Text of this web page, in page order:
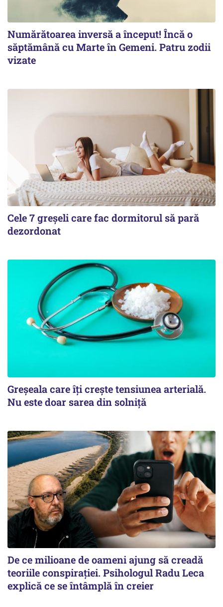
Numărătoarea inversă a început! Încă o
săptămână cu Marte în Gemeni. Patru zodii
vizate
Cele 7 greșeli care fac dormitorul să pară
dezordonat
Greșeala care îți crește tensiunea arterială.
Nu este doar sarea din solniță
De ce milioane de oameni ajung să creadă
teoriile conspirației. Psihologul Radu Leca
explică ce se întâmplă în creier